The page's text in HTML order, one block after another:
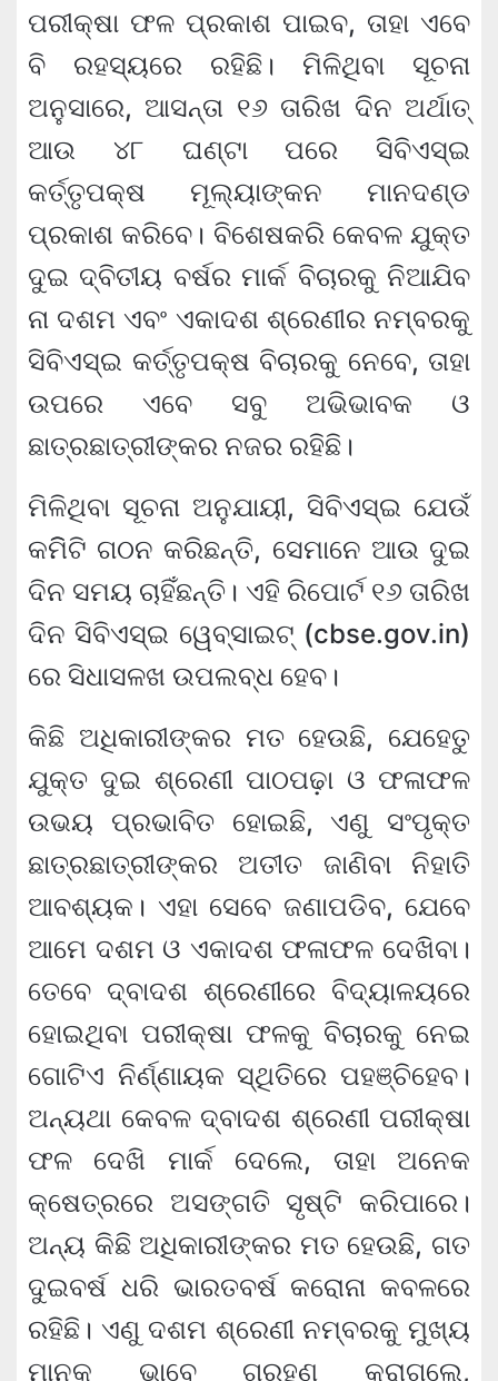
ପରୀକ୍ଷା ଫଳ ପ୍ରକାଶ ପାଇବ, ତାହା ଏବେ
ବି ରହସ୍ୟରେ ରହିଛି। ମିଳିଥିବା ସୂଚନା
ଅନୁସାରେ, ଆସନ୍ତା ୧୬ ତାରିଖ ଦିନ ଅର୍ଥାତ୍
ଆଉ ୪୮ ଘଣ୍ଟା ପରେ ସିବିଏସ୍‌ଇ
କର୍ତ୍ତୃପକ୍ଷ ମୂଲ୍ୟାଙ୍କନ ମାନଦଣ୍ଡ
ପ୍ରକାଶ କରିବେ। ବିଶେଷକରି କେବଳ ଯୁକ୍ତ
ଦୁଇ ଦ୍ବିତୀୟ ବର୍ଷର ମାର୍କ ବିଚାରକୁ ନିଆଯିବ
ନା ଦଶମ ଏବଂ ଏକାଦଶ ଶ୍ରେଣୀର ନମ୍ବରକୁ
ସିବିଏସ୍‌ଇ କର୍ତ୍ତୃପକ୍ଷ ବିଚାରକୁ ନେବେ, ତାହା
ଉପରେ ଏବେ ସବୁ ଅଭିଭାବକ ଓ
ଛାତ୍ରଛାତ୍ରୀଙ୍କର ନଜର ରହିଛି।
ମିଳିଥିବା ସୂଚନା ଅନୁଯାୟୀ, ସିବିଏସ୍‌ଇ ଯେଉଁ
କମିିଟି ଗଠନ କରିଛନ୍ତି, ସେମାନେ ଆଉ ଦୁଇ
ଦିନ ସମୟ ଚାହିଁଛନ୍ତି। ଏହି ରିପୋର୍ଟ ୧୬ ତାରିଖ
ଦିନ ସିବିଏସ୍‌ଇ ୱେବ୍‌ସାଇଟ୍ (cbse.gov.in)
ରେ ସିଧାସଳଖ ଉପଲବ୍ଧ ହେବ।
କିଛି ଅଧିକାରୀଙ୍କର ମତ ହେଉଛି, ଯେହେତୁ
ଯୁକ୍ତ ଦୁଇ ଶ୍ରେଣୀ ପାଠପଢ଼ା ଓ ଫଳାଫଳ
ଉଭୟ ପ୍ରଭାବିତ ହୋଇଛି, ଏଣୁ ସଂପୃକ୍ତ
ଛାତ୍ରଛାତ୍ରୀଙ୍କର ଅତୀତ ଜାଣିବା ନିହାତି
ଆବଶ୍ୟକ। ଏହା ସେବେ ଜଣାପଡିବ, ଯେବେ
ଆମେ ଦଶମ ଓ ଏକାଦଶ ଫଳାଫଳ ଦେଖିବା।
ତେବେ ଦ୍ବାଦଶ ଶ୍ରେଣୀରେ ବିଦ୍ୟାଳୟରେ
ହୋଇଥିବା ପରୀକ୍ଷା ଫଳକୁ ବିଚାରକୁ ନେଇ
ଗୋଟିଏ ନିର୍ଣ୍ଣାୟକ ସ୍ଥିତିରେ ପହଞ୍ଚିହେବ।
ଅନ୍ୟଥା କେବଳ ଦ୍ବାଦଶ ଶ୍ରେଣୀ ପରୀକ୍ଷା
ଫଳ ଦେଖି ମାର୍କ ଦେଲେ, ତାହା ଅନେକ
କ୍ଷେତ୍ରରେ ଅସଙ୍ଗତି ସୃଷ୍ଟି କରିପାରେ।
ଅନ୍ୟ କିଛି ଅଧିକାରୀଙ୍କର ମତ ହେଉଛି, ଗତ
ଦୁଇବର୍ଷ ଧରି ଭାରତବର୍ଷ କରୋନା କବଳରେ
ରହିଛି। ଏଣୁ ଦଶମ ଶ୍ରେଣୀ ନମ୍ବରକୁ ମୁଖ୍ୟ
ମାନକ ଭାବେ ଗ୍ରହଣ କରାଗଲେ,